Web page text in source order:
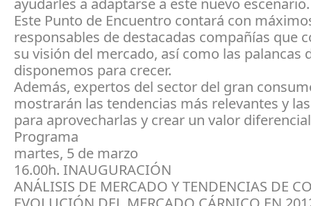
Este Punto de Encuentro contará con
responsables de destacadas compañías que
su visión del mercado, así como las palancas
disponemos para crecer.
Además, expertos del sector del gran
mostrarán las tendencias más relevantes y
para aprovecharlas y crear un valor
Programa
martes, 5 de marzo
16.00h. INAUGURACIÓN
ANÁLISIS DE MERCADO Y TENDENCIAS DE